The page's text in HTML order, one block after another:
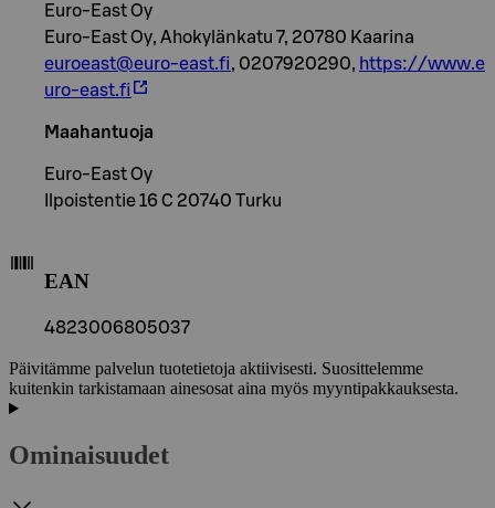
Euro-East Oy
Euro-East Oy, Ahokylänkatu 7, 20780 Kaarina
euroeast@euro-east.fi, 0207920290, https://www.e
uro-east.fi
Maahantuoja
Euro-East Oy
Ilpoistentie 16 C 20740 Turku
EAN
4823006805037
Päivitämme palvelun tuotetietoja aktiivisesti. Suosittelemme
kuitenkin tarkistamaan ainesosat aina myös myyntipakkauksesta.
Ominaisuudet